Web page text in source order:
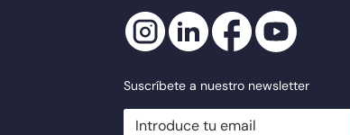
Suscríbete a nuestro newsletter
newsletter.suscribe